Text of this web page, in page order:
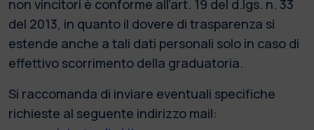
non vincitori è conforme all’art. 19 del d.lgs. n. 33
del 2013, in quanto il dovere di trasparenza si
estende anche a tali dati personali solo in caso di
effettivo scorrimento della graduatoria.
Si raccomanda di inviare eventuali specifiche
richieste al seguente indirizzo mail: